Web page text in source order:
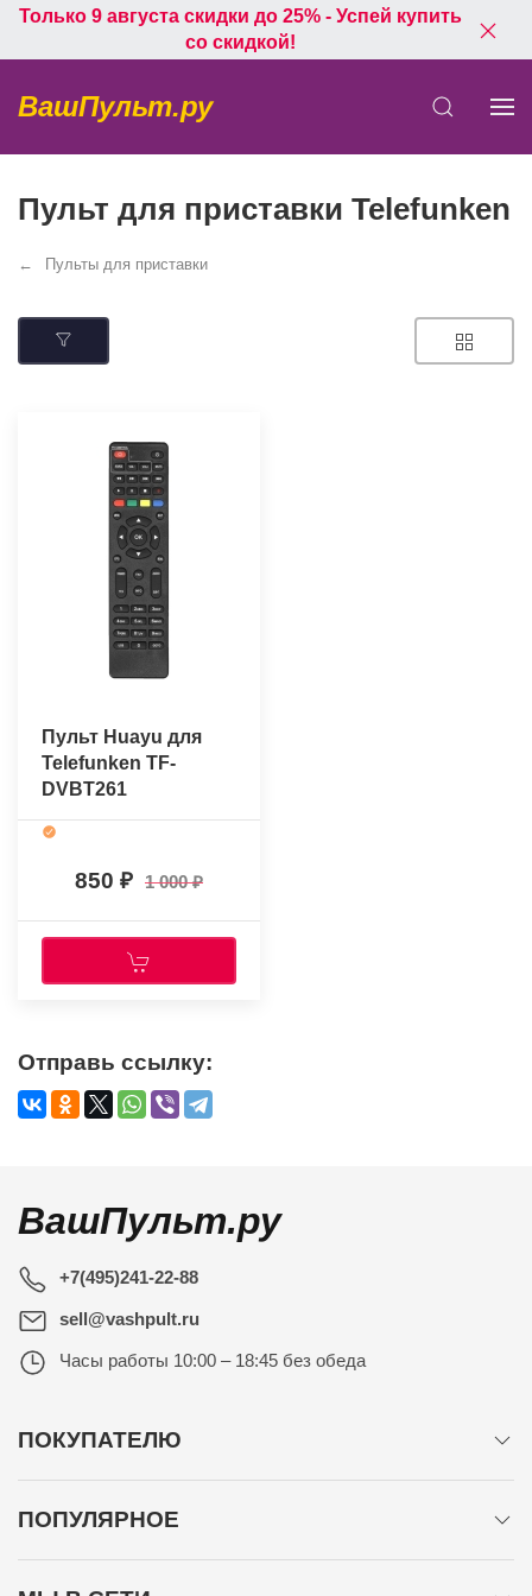
Только 9 августа скидки до 25% - Успей купить
со скидкой!
ВашПульт.ру
Пульт для приставки Telefunken
Пульты для приставки
Пульт Huayu для
Telefunken TF-
DVBT261
850 1 000
Отправь ссылку:
ВашПульт.ру
+7(495)241-22-88
sell@vashpult.ru
Часы работы 10:00 – 18:45 без обеда
ПОКУПАТЕЛЮ
ПОПУЛЯРНОЕ